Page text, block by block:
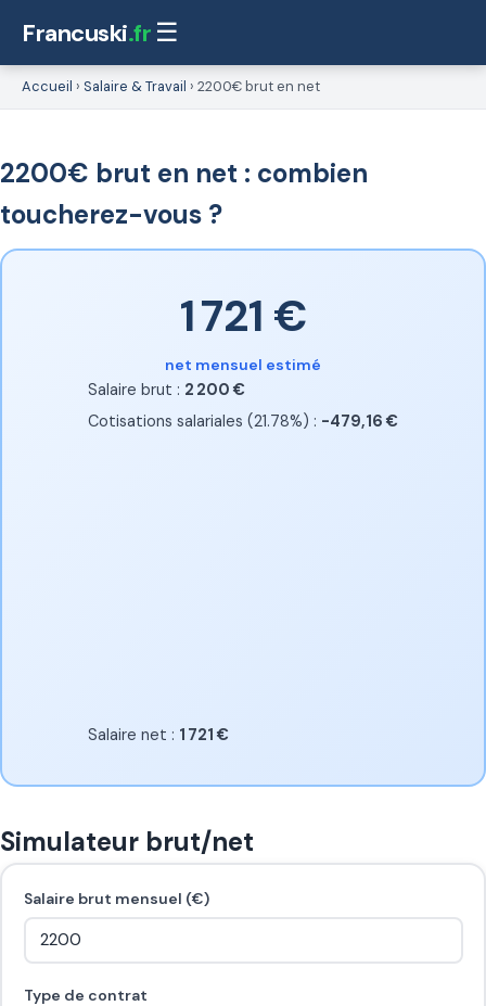
Francuski.fr ☰
Accueil › Salaire & Travail › 2200€ brut en net
2200€ brut en net : combien
toucherez-vous ?
1 721 €
net mensuel estimé
Salaire brut : 2 200 €
Cotisations salariales (21.78%) : -479,16 €
Salaire net : 1 721 €
Simulateur brut/net
Salaire brut mensuel (€)
Type de contrat